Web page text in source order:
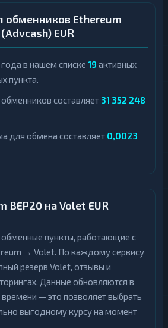
обменников Ethereum
EUR
года в нашем списке 19 активных
пункта.
составляет 31 352 248
для обмена составляет 0,0023
BEP20 на Volet EUR
обменные пункты, работающие с
→ Volet. По каждому сервису
резерв Volet, отзывы и
Данные обновляются в
— это позволяет выбрать
выгодному курсу на момент